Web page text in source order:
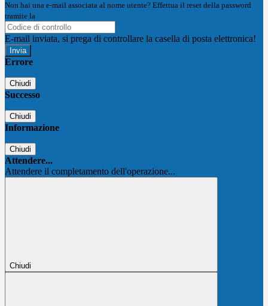
Non hai una e-mail associata al nome utente? Effettua il reset della password
tramite la
E-mail inviata, si prega di controllare la casella di posta elettronica!
Errore
Chiudi
Successo
Chiudi
Informazione
Chiudi
Attendere...
Attendere il completamento dell'operazione...
Chiudi